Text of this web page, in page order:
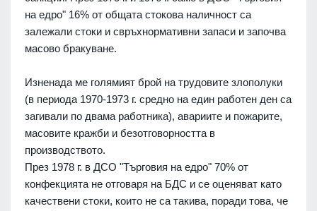
на едро" 16% от общата стокова наличност са
залежали стоки и свръхнормативни запаси и започва
масово бракуване.
Изненада ме голямият брой на трудовите злополуки
(в периода 1970-1973 г. средно на един работен ден са
загивали по двама работника), авариите и пожарите,
масовите кражби и безотговорността в
производството.
През 1978 г. в ДСО "Търговия на едро" 70% от
конфекцията не отговаря на БДС и се оценяват като
качествени стоки, които не са такива, поради това, че